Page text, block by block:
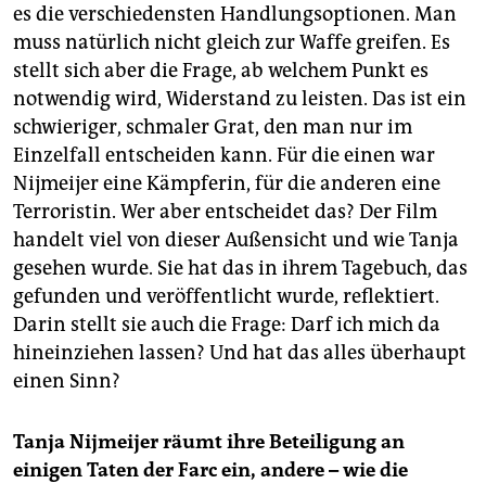
es die verschiedensten Handlungsoptionen. Man
muss natürlich nicht gleich zur Waffe greifen. Es
stellt sich aber die Frage, ab welchem Punkt es
notwendig wird, Widerstand zu leisten. Das ist ein
schwieriger, schmaler Grat, den man nur im
Einzelfall entscheiden kann. Für die einen war
Nijmeijer eine Kämpferin, für die anderen eine
Terroristin. Wer aber entscheidet das? Der Film
handelt viel von dieser Außensicht und wie Tanja
gesehen wurde. Sie hat das in ihrem Tagebuch, das
gefunden und veröffentlicht wurde, reflektiert.
Darin stellt sie auch die Frage: Darf ich mich da
hineinziehen lassen? Und hat das alles überhaupt
einen Sinn?
Tanja Nijmeijer räumt ihre Beteiligung an
einigen Taten der Farc ein, andere – wie die